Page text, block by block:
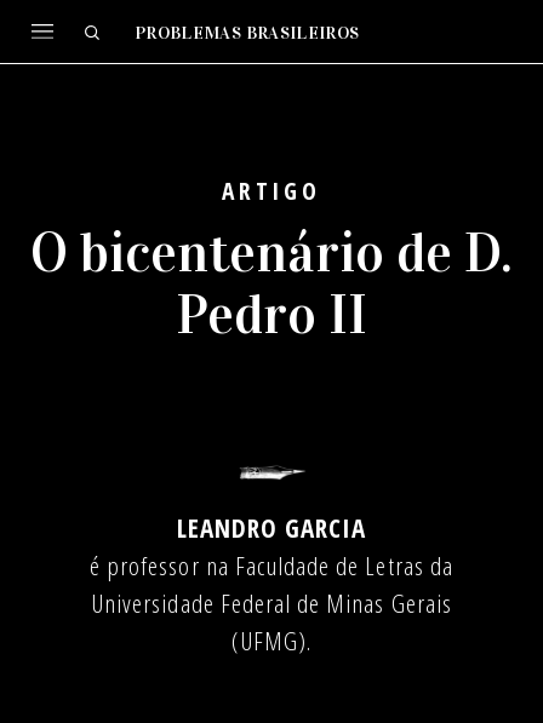
PROBLEMAS BRASILEIROS
ARTIGO
O bicentenário de D.
Pedro II
LEANDRO GARCIA
é professor na Faculdade de Letras da
Universidade Federal de Minas Gerais
(UFMG).